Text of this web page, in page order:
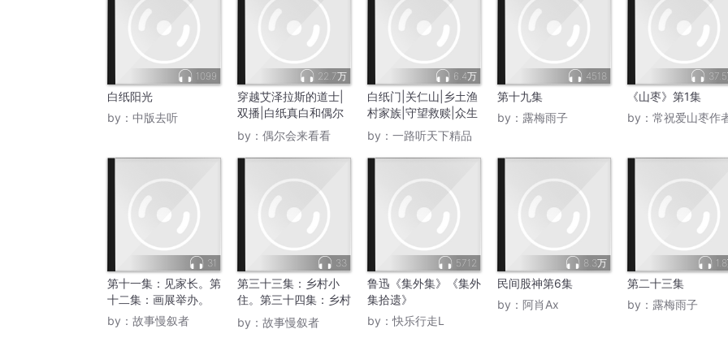
1099
白纸阳光
by： 中版去听
22.7万
穿越艾泽拉斯的道士|
双播|白纸真白和偶尔
会来看看
by： 偶尔会来看看
6.4万
白纸门|关仁山|乡土渔
村家族|守望救赎|众生
相秘史
by： 一路听天下精品
4518
第十九集
by： 露梅雨子
《山枣》第1集
by： 常祝爱山枣作
31
第十一集：见家长。第
十二集：画展举办。
by： 故事慢叙者
33
第三十三集：乡村小
住。第三十四集：乡村
归心。
by： 故事慢叙者
5712
鲁迅《集外集》《集外
集拾遗》
by：快乐行走L
8.3万
民间股神第6集
by： 阿肖Ax
第二十三集
by： 露梅雨子